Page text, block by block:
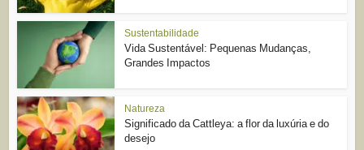
Sustentabilidade
Vida Sustentável: Pequenas Mudanças,
Grandes Impactos
Natureza
Significado da Cattleya: a flor da luxúria e do
desejo